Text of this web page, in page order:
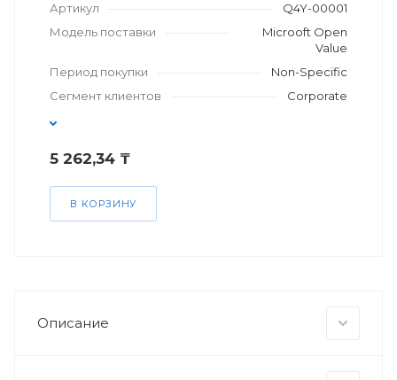
Артикул
Q4Y-00001
Модель поставки
Microoft Open
Value
Период покупки
Non-Specific
Сегмент клиентов
Corporate
5 262,34 ₸
В КОРЗИНУ
Описание